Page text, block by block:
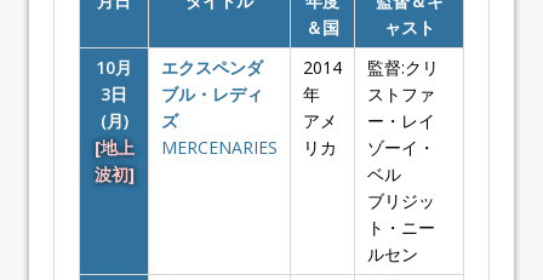
＆国
ャスト
10月
3日
(月)
[地上
波初]
エクスペンダ
ブル・レディ
ズ
MERCENARIES
2014
年
アメ
リカ
監督:クリ
ストファ
ー・レイ
ゾーイ・
ベル
ブリジッ
ト・ニー
ルセン